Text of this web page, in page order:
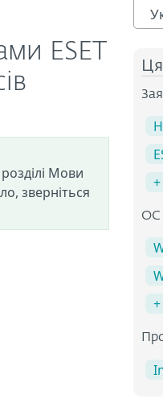
ESET
Мови
зверніться
ОС